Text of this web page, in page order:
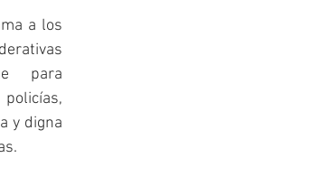
a los
para
y digna